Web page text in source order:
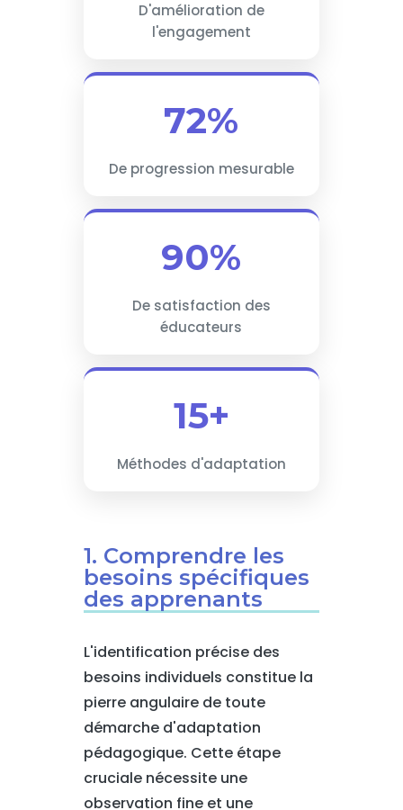
D'amélioration de
l'engagement
72%
De progression mesurable
90%
De satisfaction des
éducateurs
15+
Méthodes d'adaptation
1. Comprendre les
besoins spécifiques
des apprenants
L'identification précise des
besoins individuels constitue la
pierre angulaire de toute
démarche d'adaptation
pédagogique. Cette étape
cruciale nécessite une
observation fine et une